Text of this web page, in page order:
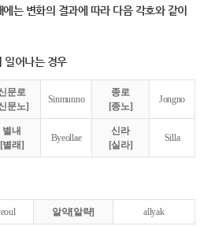
는 변화의 결과에 따라 다음 각호와 같이
일어나는 경우
문로
문노]
Sinmunno
종로
[종노]
Jongno
별내
[별래]
Byeollae
신라
[실라]
Silla
알약[알략] allyak